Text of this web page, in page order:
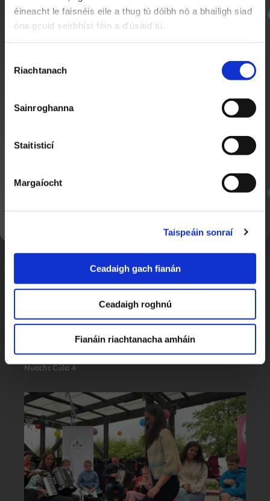
éineacht le faisnéis eile a thug tú dóibh nó a bhailigh siad
óna gcuid seirbhísí féin a d'úsáid tú.
Toilithe
Riachtanach
Sainroghanna
Staitisticí
Margaíocht
Taispeáin sonraí
Ceadaigh gach fianán
Ceadaigh roghnú
Fianáin riachtanacha amháin
Búm Búm | Rithim Samba 🪇
Seachtain Scútáil ar Scoil 1:31
Blitz Comórtas sa Staid Aviva
Nuacht Cúla 4